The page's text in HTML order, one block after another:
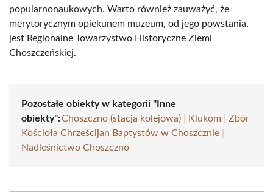
popularnonaukowych. Warto również zauważyć, że
merytorycznym opiekunem muzeum, od jego powstania,
jest Regionalne Towarzystwo Historyczne Ziemi
Choszczeńskiej.
Pozostałe obiekty w kategorii "Inne
obiekty":Choszczno (stacja kolejowa) Klukom
Zbór
Kościoła Chrześcijan Baptystów w Choszcznie
Nadleśnictwo Choszczno